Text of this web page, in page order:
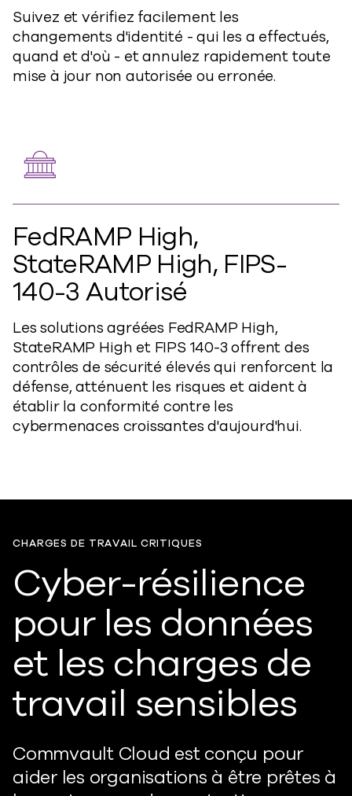
Suivez et vérifiez facilement les
changements d'identité - qui les a effectués,
quand et d'où - et annulez rapidement toute
mise à jour non autorisée ou erronée.
FedRAMP High,
StateRAMP High, FIPS-
140-3 Autorisé
Les solutions agréées FedRAMP High,
StateRAMP High et FIPS 140-3 offrent des
contrôles de sécurité élevés qui renforcent la
défense, atténuent les risques et aident à
établir la conformité contre les
cybermenaces croissantes d'aujourd'hui.
CHARGES DE TRAVAIL CRITIQUES
Cyber-résilience
pour les données
et les charges de
travail sensibles
Commvault Cloud est conçu pour
aider les organisations à être prêtes à